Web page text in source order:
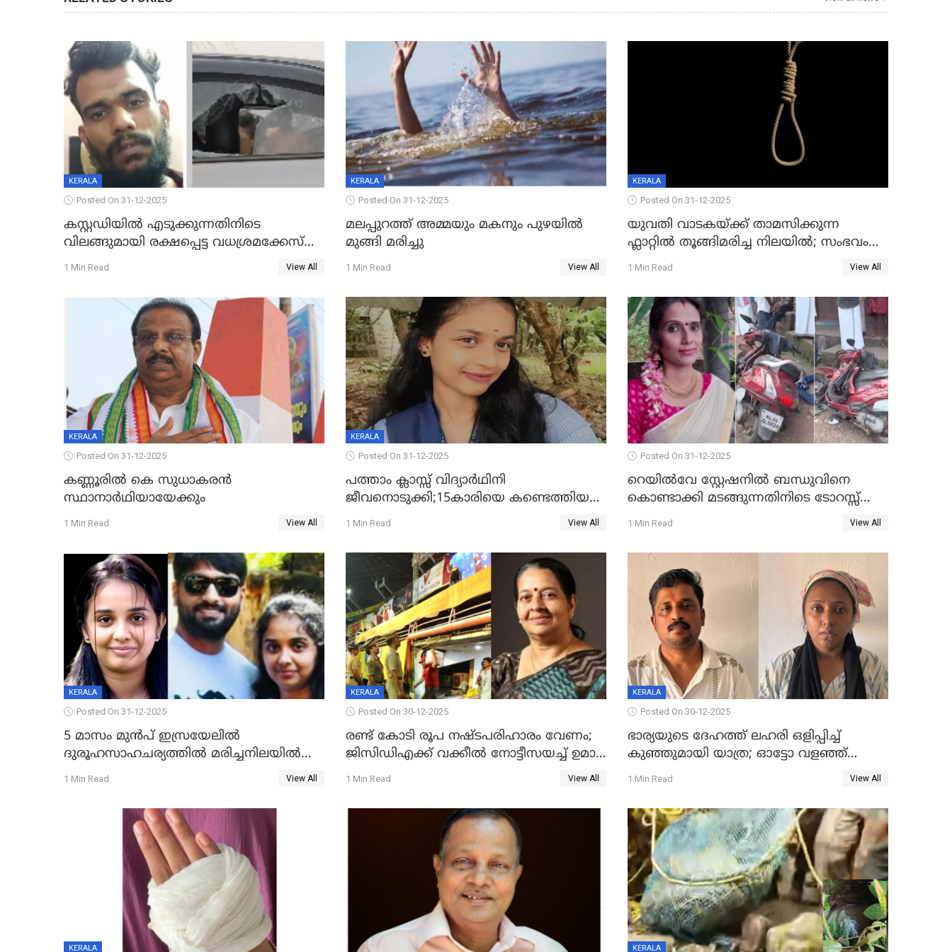
KERALA
Posted On 31-12-2025
കസ്റ്റഡിയിൽ എടുക്കുന്നതിനിടെ
വിലങ്ങുമായി രക്ഷപ്പെട്ട വധശ്രമക്കേസ്
പ്രതി പിടിയിൽ
1 Min Read View All
KERALA
Posted On 31-12-2025
മലപ്പുറത്ത് അമ്മയും മകനും പുഴയിൽ
മുങ്ങി മരിച്ചു
1 Min Read View All
KERALA
Posted On 31-12-2025
യുവതി വാടകയ്ക്ക് താമസിക്കുന്ന
ഫ്ലാറ്റില്‍ തൂങ്ങിമരിച്ച നിലയില്‍; സംഭവം
കൈതപ്പൊയിലില്‍
1 Min Read View All
KERALA
Posted On 31-12-2025
കണ്ണൂരിൽ കെ സുധാകരൻ
സ്ഥാനാർഥിയായേക്കും
1 Min Read View All
KERALA
Posted On 31-12-2025
പത്താം ക്ലാസ്സ് വിദ്യാര്‍ഥിനി
ജീവനൊടുക്കി;15കാരിയെ കണ്ടെത്തിയത്
കിടപ്പുമുറിയില്‍ തൂങ്ങി മരിച്ച നിലയിൽ
1 Min Read View All
Posted On 31-12-2025
റെയിൽവേ സ്റ്റേഷനിൽ ബന്ധുവിനെ
കൊണ്ടാക്കി മടങ്ങുന്നതിനിടെ ടോറസ്സ്
ലോറി സ്കൂട്ടറിൽ ഇടിച്ചു : യുവതിക്ക്
1 Min Read View All
KERALA
Posted On 31-12-2025
5 മാസം മുൻപ് ഇസ്രയേലിൽ
ദുരൂഹസാഹചര്യത്തിൽ മരിച്ചനിലയിൽ
കണ്ടെത്തിയ മലയാളി യുവാവിന്റെ
1 Min Read View All
KERALA
Posted On 30-12-2025
രണ്ട് കോടി രൂപ നഷ്ടപരിഹാരം വേണം;
ജിസിഡിഎക്ക് വക്കീൽ നോട്ടീസയച്ച് ഉമാ
തോമസ്
1 Min Read View All
KERALA
Posted On 30-12-2025
ഭാര്യയുടെ ദേഹത്ത് ലഹരി ഒളിപ്പിച്ച്
കുഞ്ഞുമായി യാത്ര; ഓട്ടോ വളഞ്ഞ്
ദമ്പതികളെ പിടികൂടി പൊലീസ്
1 Min Read View All
KERALA KERALA